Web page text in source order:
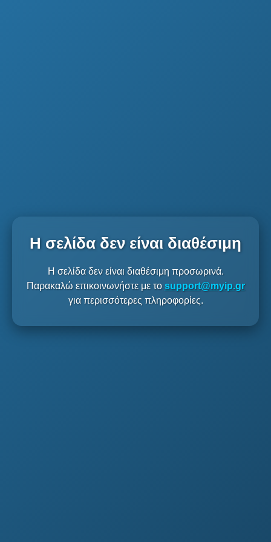
Η σελίδα δεν είναι διαθέσιμη
Η σελίδα δεν είναι διαθέσιμη προσωρινά.
Παρακαλώ επικοινωνήστε με το support@myip.gr
για περισσότερες πληροφορίες.